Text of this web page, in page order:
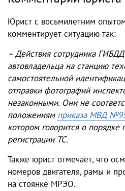
Юрист с восьмилетним
комментирует ситуацию так:
– Действия сотрудника
автовладельца на станцию
самостоятельной
отправки фотографий
незаконными. Они не
положениям приказа МВД
котором говорится о порядке
регистрации ТС.
Также юрист отмечает, что
номеров двигателя, рамы и
на стоянке МРЭО.